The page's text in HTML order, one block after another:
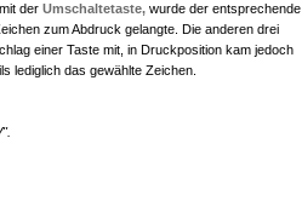
der Umschaltetaste, wurde der entsprechende
zum Abdruck gelangte. Die anderen drei
einer Taste mit, in Druckposition kam jedoch
lediglich das gewählte Zeichen.